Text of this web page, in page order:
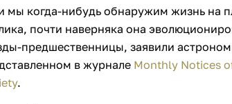
мы когда-нибудь обнаружим жизнь на
почти наверняка она
предшественницы, заявили
в журнале Monthly Notices
.